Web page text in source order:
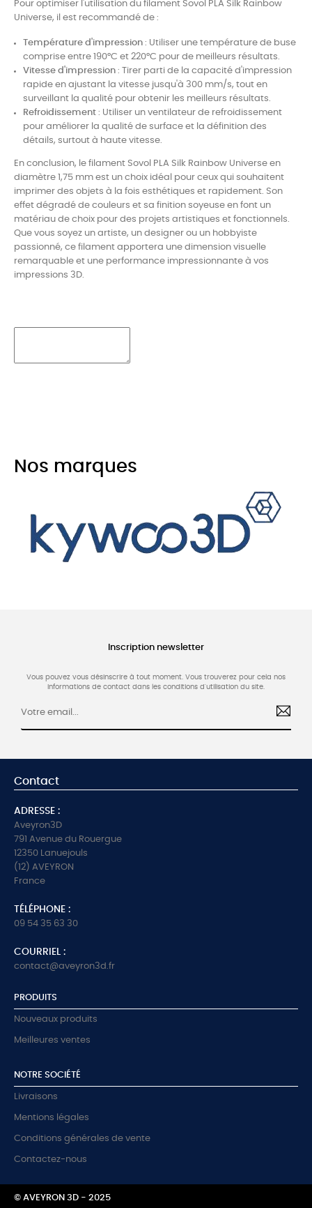
Pour optimiser l'utilisation du filament Sovol PLA Silk Rainbow
Universe, il est recommandé de :
Température d'impression : Utiliser une température de buse
comprise entre 190°C et 220°C pour de meilleurs résultats.
Vitesse d'impression : Tirer parti de la capacité d'impression
rapide en ajustant la vitesse jusqu'à 300 mm/s, tout en
surveillant la qualité pour obtenir les meilleurs résultats.
Refroidissement : Utiliser un ventilateur de refroidissement
pour améliorer la qualité de surface et la définition des
détails, surtout à haute vitesse.
En conclusion, le filament Sovol PLA Silk Rainbow Universe en
diamètre 1,75 mm est un choix idéal pour ceux qui souhaitent
imprimer des objets à la fois esthétiques et rapidement. Son
effet dégradé de couleurs et sa finition soyeuse en font un
matériau de choix pour des projets artistiques et fonctionnels.
Que vous soyez un artiste, un designer ou un hobbyiste
passionné, ce filament apportera une dimension visuelle
remarquable et une performance impressionnante à vos
impressions 3D.
Nos marques
Inscription newsletter
Vous pouvez vous désinscrire à tout moment. Vous trouverez pour cela nos
informations de contact dans les conditions d'utilisation du site.
Contact
ADRESSE :
Aveyron3D
791 Avenue du Rouergue
12350 Lanuejouls
(12) AVEYRON
France
TÉLÉPHONE :
09 54 35 63 30
COURRIEL :
contact@aveyron3d.fr
PRODUITS
Nouveaux produits
Meilleures ventes
NOTRE SOCIÉTÉ
Livraisons
Mentions légales
Conditions générales de vente
Contactez-nous
© AVEYRON 3D - 2025